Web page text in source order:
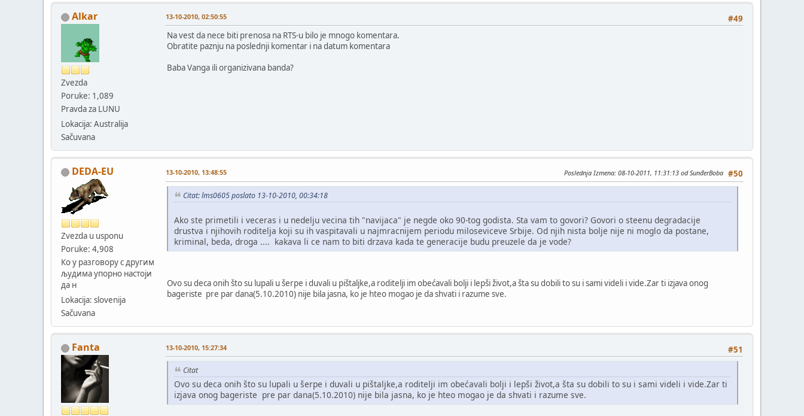
Alkar
Zvezda
Poruke: 1,089
Pravda za LUNU
Lokacija: Australija
Sačuvana
#49
13-10-2010, 02:50:55
Na vest da nece biti prenosa na RTS-u bilo je mnogo komentara.
Obratite paznju na poslednji komentar i na datum komentara
Baba Vanga ili organizivana banda?
DEDA-EU
Zvezda u usponu
Poruke: 4,908
Ко у разговору с другим
људима упорно настоји
да н
Lokacija: slovenija
Sačuvana
#50
13-10-2010, 13:48:55 Poslednja Izmena: 08-10-2011, 11:31:13 od SunđerBoba
Citat: lms0605 poslato 13-10-2010, 00:34:18
Ako ste primetili i veceras i u nedelju vecina tih "navijaca" je negde oko 90-tog godista. Sta vam to govori? Govori o steenu degradacije
drustva i njihovih roditelja koji su ih vaspitavali u najmracnijem periodu miloseviceve Srbije. Od njih nista bolje nije ni moglo da postane,
kriminal, beda, droga .... kakava li ce nam to biti drzava kada te generacije budu preuzele da je vode?
Ovo su deca onih što su lupali u šerpe i duvali u pištaljke,a roditelji im obećavali bolji i lepši život,a šta su dobili to su i sami videli i vide.Zar ti izjava onog
bageriste pre par dana(5.10.2010) nije bila jasna, ko je hteo mogao je da shvati i razume sve.
Fanta #51
13-10-2010, 15:27:34
Citat
Ovo su deca onih što su lupali u šerpe i duvali u pištaljke,a roditelji im obećavali bolji i lepši život,a šta su dobili to su i sami videli i vide.Zar ti
izjava onog bageriste pre par dana(5.10.2010) nije bila jasna, ko je hteo mogao je da shvati i razume sve.